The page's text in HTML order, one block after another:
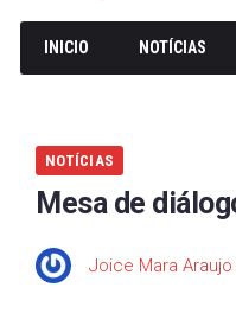
INICIO NOTÍCIAS
NOTÍCIAS
Mesa de
Joice Mara Araujo